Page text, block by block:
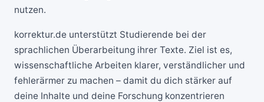
nutzen.
korrektur.de unterstützt Studierende bei der
sprachlichen Überarbeitung ihrer Texte. Ziel ist es,
wissenschaftliche Arbeiten klarer, verständlicher und
fehlerärmer zu machen – damit du dich stärker auf
deine Inhalte und deine Forschung konzentrieren